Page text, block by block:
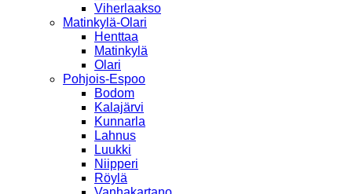
Viherlaakso
Matinkylä-Olari
Henttaa
Matinkylä
Olari
Pohjois-Espoo
Bodom
Kalajärvi
Kunnarla
Lahnus
Luukki
Niipperi
Röylä